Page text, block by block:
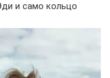
и само кольцо